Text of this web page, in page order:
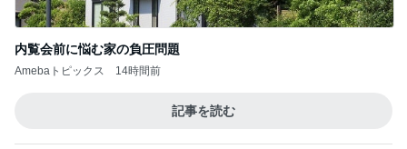
内覧会前に悩む家の負圧問題
Amebaトピックス 14時間前
記事を読む